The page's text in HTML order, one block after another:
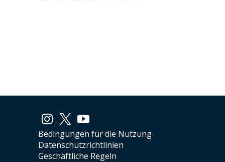
Bedingungen für die Nutzung
Datenschutzrichtlinien
Geschäftliche Regeln